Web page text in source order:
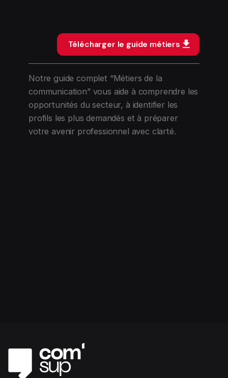
Télécharger le guide métiers
Notre guide complet “Métiers de la
communication” vous aide à comprendre les
opportunités du secteur, à identifier les
profils les plus demandés et à préparer
votre avenir professionnel avec clarté.